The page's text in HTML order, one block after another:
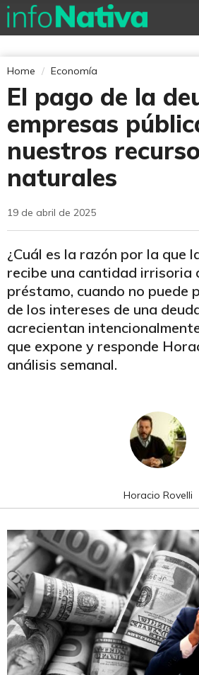
Home Economía
El pago de la
empresas
nuestros
naturales
19 de abril de 2025
¿Cuál es la razón por la que
recibe una cantidad irrisoria
préstamo, cuando no puede
de los intereses de una
acrecientan
que expone y responde
análisis semanal.
Horacio Rovelli